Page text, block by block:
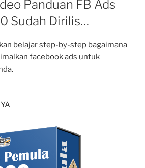
Panduan FB Ads
Sudah Dirilis…
belajar step-by-step bagaimana
facebook ads untuk